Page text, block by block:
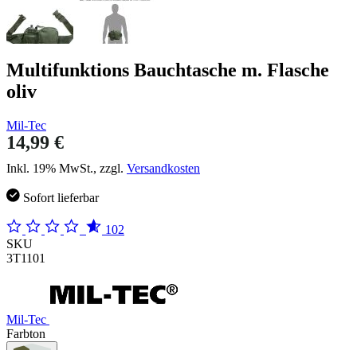
Multifunktions Bauchtasche m. Flasche
oliv
Mil-Tec
14,99 €
Inkl. 19% MwSt., zzgl. Versandkosten
Sofort lieferbar
102
SKU
3T1101
Mil-Tec
Farbton